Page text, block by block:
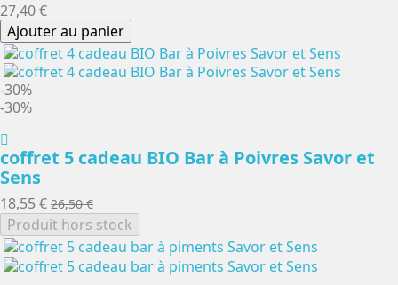
27,40 €
Ajouter au panier
-30%
-30%
coffret 5 cadeau BIO Bar à Poivres Savor et
Sens
18,55 € 26,50 €
Produit hors stock